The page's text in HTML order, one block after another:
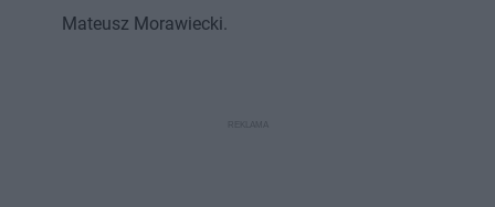
Mateusz Morawiecki.